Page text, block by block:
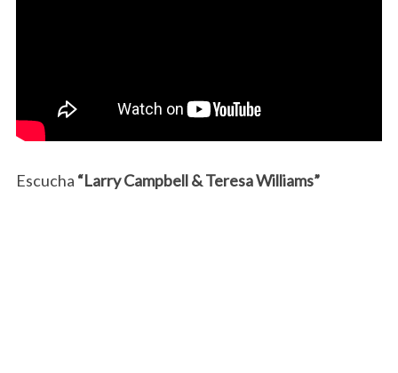
Escucha “Larry Campbell & Teresa Williams”